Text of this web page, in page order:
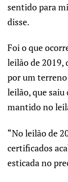
sentido para
disse.
Foi o que
leilão de 2019,
por um
leilão, que saiu
mantido no
“No leilão de
certificados
esticada no